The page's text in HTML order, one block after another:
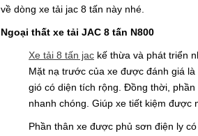
về dòng xe tải jac 8 tấn này nhé.
Ngoại thất xe tải JAC 8 tấn N800
Xe tải 8 tấn jac kế thừa và phát triển
Mặt nạ trước của xe được đánh giá
gió có diện tích rộng. Đồng thời,
nhanh chóng. Giúp xe tiết kiệm được
Phần thân xe được phủ sơn điện ly